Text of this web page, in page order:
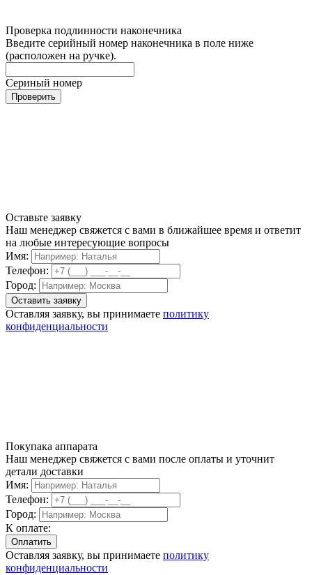
Проверка подлинности наконечника
Введите серийный номер наконечника в поле ниже
(расположен на ручке).
Сериный номер
Проверить
Оставьте заявку
Наш менеджер свяжется с вами в ближайшее время и ответит
на любые интересующие вопросы
Имя:
Телефон:
Город:
Оставляя заявку, вы принимаете политику
конфиденциальности
Покупака аппарата
Наш менеджер свяжется с вами после оплаты и уточнит
детали доставки
Имя:
Телефон:
Город:
К оплате:
Оставляя заявку, вы принимаете политику
конфиденциальности